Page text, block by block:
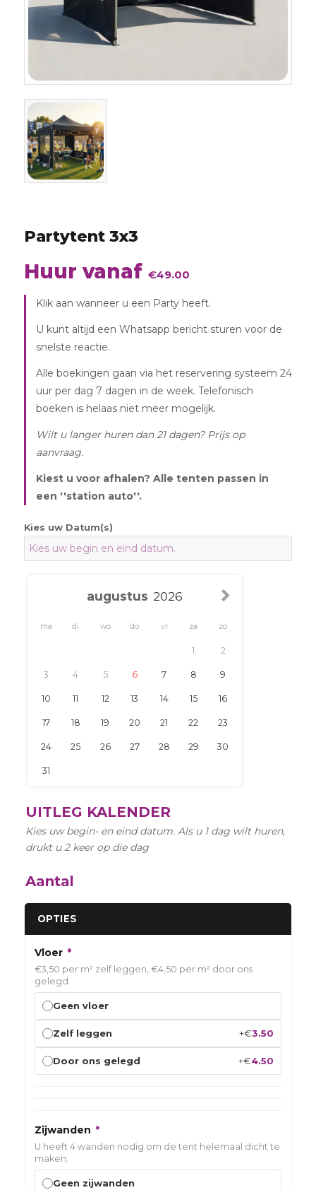
Partytent 3x3
Huur vanaf €49.00
Klik aan wanneer u een Party heeft.
U kunt altijd een Whatsapp bericht sturen voor de
snelste reactie.
Alle boekingen gaan via het reservering systeem 24
uur per dag 7 dagen in de week. Telefonisch
boeken is helaas niet meer mogelijk.
Wilt u langer huren dan 21 dagen? Prijs op
aanvraag.
Kiest u voor afhalen? Alle tenten passen in
een ''station auto''.
Kies uw Datum(s)
augustus 2026
1 2
17 18
31
UITLEG KALENDER
Kies uw begin- en eind datum. Als u 1 dag wilt huren,
drukt u 2 keer op die dag
Aantal
OPTIES
Vloer *
€3,50 per m² zelf leggen, €4,50 per m² door ons
gelegd.
Geen vloer
Zelf leggen +€3.50
Door ons gelegd +€4.50
Zijwanden *
U heeft 4 wanden nodig om de tent helemaal dicht te
maken.
Geen zijwanden